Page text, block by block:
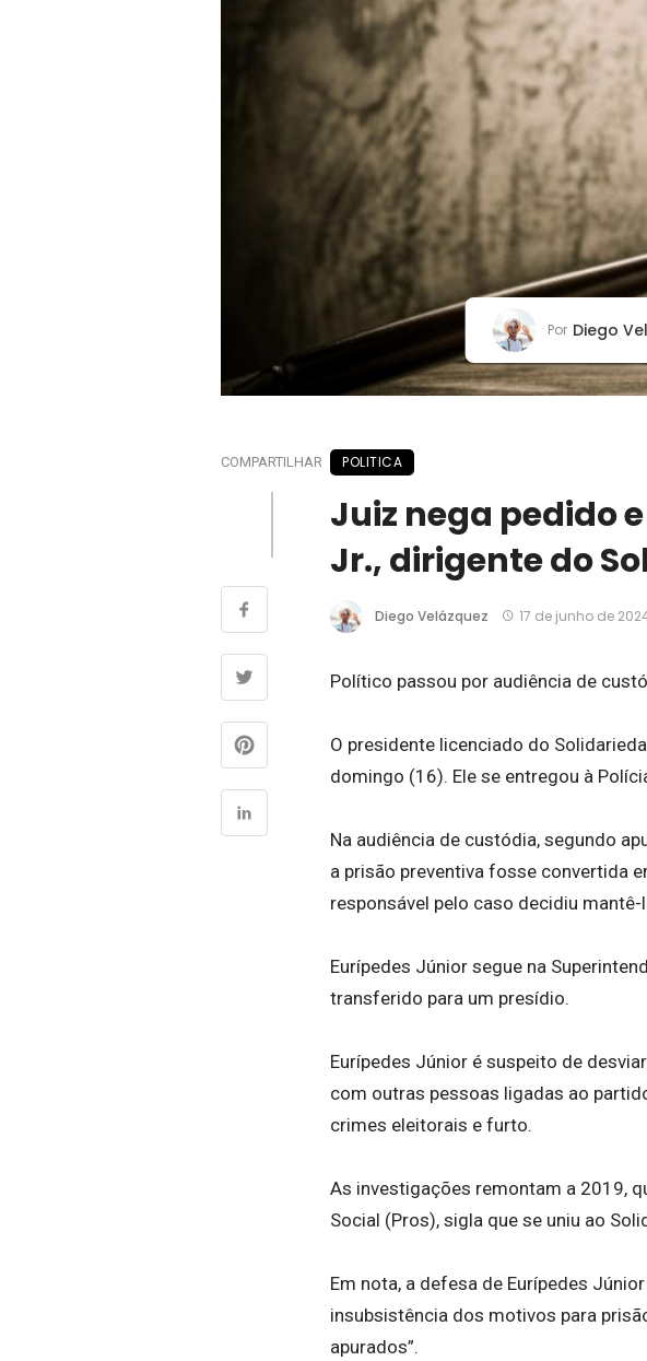
Por Diego
COMPARTILHAR POLITICA
Juiz nega pedido
Jr., dirigente do
Diego Velázquez 17 de junho de
Político passou por audiência de
O presidente licenciado do
domingo (16). Ele se entregou à
Na audiência de custódia, segundo
a prisão preventiva fosse convertida
responsável pelo caso decidiu mantê-
Eurípedes Júnior segue na
transferido para um presídio.
Eurípedes Júnior é suspeito de
com outras pessoas ligadas ao
crimes eleitorais e furto.
As investigações remontam a 2019,
Social (Pros), sigla que se uniu ao
Em nota, a defesa de Eurípedes
insubsistência dos motivos para
apurados”.